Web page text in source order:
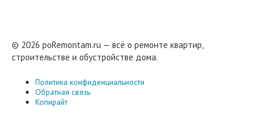
© 2026 poRemontam.ru — всё о ремонте квартир,
строительстве и обустройстве дома.
Политика конфиденциальности
Обратная связь
Копирайт